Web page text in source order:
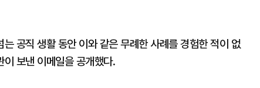
공직 생활 동안 이와 같은 무례한 사례를 경험한 적이 없
보낸 이메일을 공개했다.